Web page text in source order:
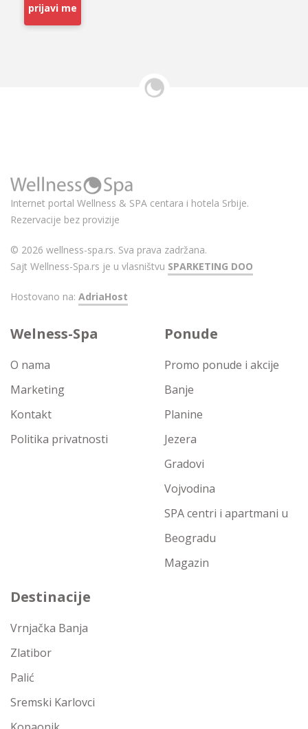
prijavi me
Internet portal Wellness & SPA centara i hotela Srbije.
Rezervacije bez provizije
© 2026 wellness-spa.rs. Sva prava zadržana.
Sajt Wellness-Spa.rs je u vlasništvu SPARKETING DOO
Hostovano na: AdriaHost
Welness-Spa
O nama
Marketing
Kontakt
Politika privatnosti
Ponude
Promo ponude i akcije
Banje
Planine
Jezera
Gradovi
Vojvodina
SPA centri i apartmani u
Beogradu
Magazin
Destinacije
Vrnjačka Banja
Zlatibor
Palić
Sremski Karlovci